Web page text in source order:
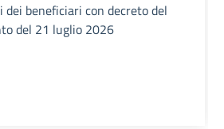
beneficiari con decreto del
del 21 luglio 2026